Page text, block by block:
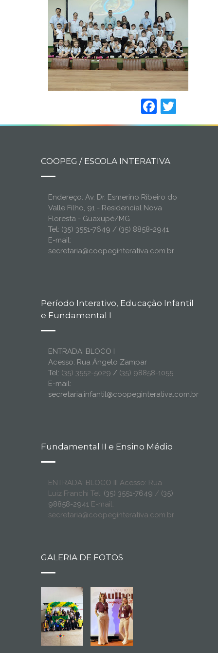
COOPEG / ESCOLA INTERATIVA
Endereço: Av. Dr. Esmerino Ribeiro do
Valle Filho, 91 - Residencial Nova
Floresta - Guaxupé/MG
Tel: (35) 3551-7649 / (35) 8858-2941
E-mail:
secretaria@coopeginterativa.com.br
Período Interativo, Educação Infantil
e Fundamental I
ENTRADA: BLOCO I
Acesso: Rua Ângelo Zampar
Tel: (35) 3552-5029 / (35) 98858-1055
E-mail:
secretaria.infantil@coopeginterativa.com.br
Fundamental II e Ensino Médio
ENTRADA: BLOCO III Acesso: Rua
Luiz Franchi Tel: (35) 3551-7649 / (35)
98858-2941 E-mail:
secretaria@coopeginterativa.com.br
GALERIA DE FOTOS